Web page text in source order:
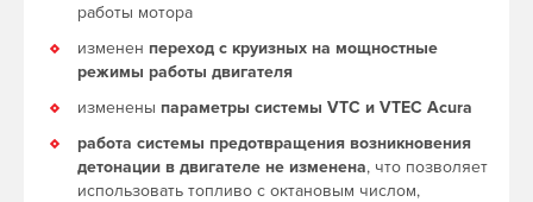
работы мотора
изменен переход с круизных на мощностные
режимы работы двигателя
изменены параметры системы VTC и VTEC Acura
работа системы предотвращения возникновения
детонации в двигателе не изменена, что позволяет
использовать топливо с октановым числом,